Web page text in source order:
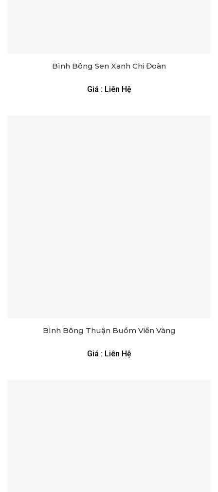
Bình Bông Sen Xanh Chi Đoàn
Giá : Liên Hệ
Bình Bông Thuận Buồm Viền Vàng
Giá : Liên Hệ